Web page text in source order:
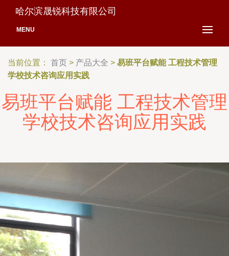
哈尔滨晟锐科技有限公司
MENU
当前位置： 首页 > 产品大全 > 易班平台赋能 工程技术管理
学校技术咨询应用实践
易班平台赋能 工程技术管理
学校技术咨询应用实践